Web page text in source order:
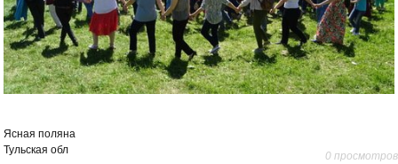
Ясная поляна
Тульская обл
0 просмотров